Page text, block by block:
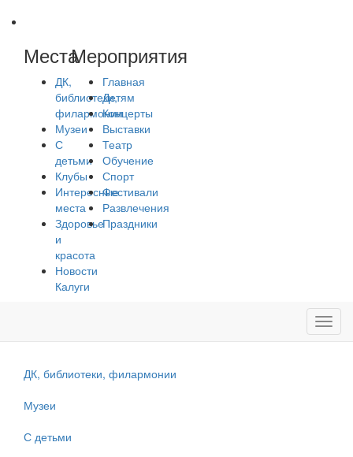
Места
ДК,
библиотеки,
филармонии
Музеи
С
детьми
Клубы
Интересные
места
Здоровье
и
красота
Новости
Калуги
Мероприятия
Главная
Детям
Концерты
Выставки
Театр
Обучение
Спорт
Фестивали
Развлечения
Праздники
ДК, библиотеки, филармонии
Музеи
С детьми